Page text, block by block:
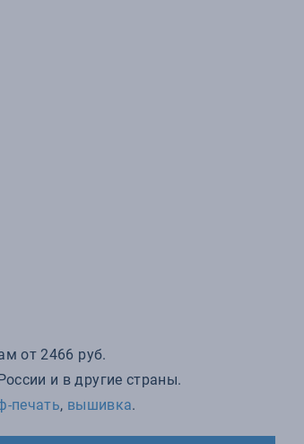
от 2466 руб.
и в другие страны.
печать, вышивка.